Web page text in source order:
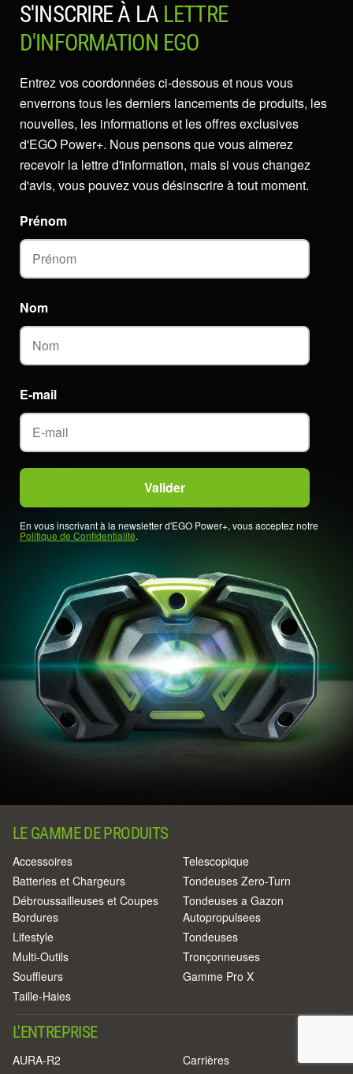
S'INSCRIRE À LA LETTRE
D'INFORMATION EGO
Entrez vos coordonnées ci-dessous et nous vous
enverrons tous les derniers lancements de produits, les
nouvelles, les informations et les offres exclusives
d'EGO Power+. Nous pensons que vous aimerez
recevoir la lettre d'information, mais si vous changez
d'avis, vous pouvez vous désinscrire à tout moment.
E-mail
Prénom
Nom
En vous inscrivant à la newsletter d'EGO Power+, vous acceptez notre
Politique de Confidentialité.
LE GAMME DE PRODUITS
Accessoires
Batteries et Chargeurs
Débroussailleuses et Coupes
Bordures
Lifestyle
Multi-Outils
Souffleurs
Taille-Haies
Telescopique
Tondeuses Zero-Turn
Tondeuses a Gazon
Autopropulsees
Tondeuses
Tronçonneuses
Gamme Pro X
L'ENTREPRISE
AURA-R2
Carrières